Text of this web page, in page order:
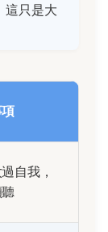
這只是大
自我，